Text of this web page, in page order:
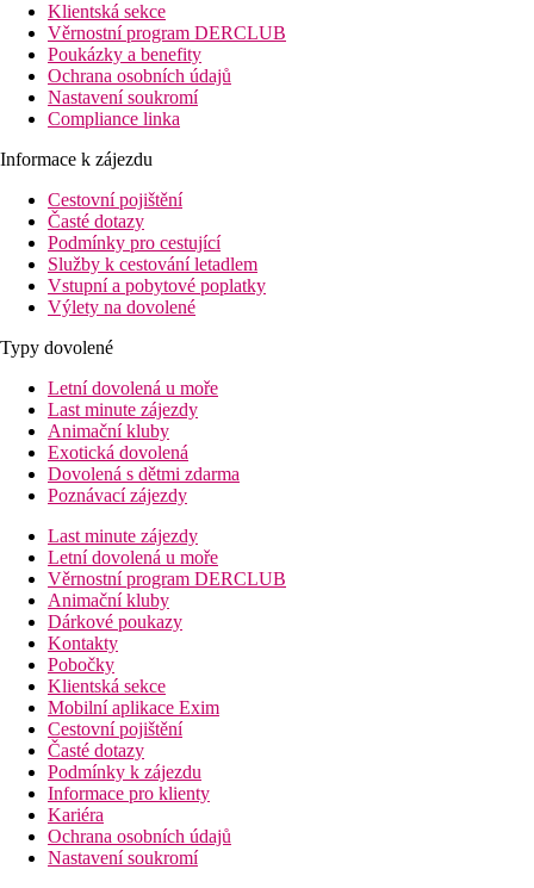
Klientská sekce
Věrnostní program DERCLUB
Poukázky a benefity
Ochrana osobních údajů
Nastavení soukromí
Compliance linka
Informace k zájezdu
Cestovní pojištění
Časté dotazy
Podmínky pro cestující
Služby k cestování letadlem
Vstupní a pobytové poplatky
Výlety na dovolené
Typy dovolené
Letní dovolená u moře
Last minute zájezdy
Animační kluby
Exotická dovolená
Dovolená s dětmi zdarma
Poznávací zájezdy
Last minute zájezdy
Letní dovolená u moře
Věrnostní program DERCLUB
Animační kluby
Dárkové poukazy
Kontakty
Pobočky
Klientská sekce
Mobilní aplikace Exim
Cestovní pojištění
Časté dotazy
Podmínky k zájezdu
Informace pro klienty
Kariéra
Ochrana osobních údajů
Nastavení soukromí